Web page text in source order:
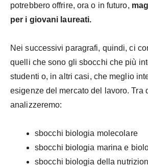
potrebbero offrire, ora o in futuro,
per i giovani laureati.
Nei successivi paragrafi, quindi, ci
quelli che sono gli sbocchi che più
studenti o, in altri casi, che meglio
esigenze del mercato del lavoro. Tra
analizzeremo:
sbocchi biologia molecolare
sbocchi biologia marina e
sbocchi biologia della